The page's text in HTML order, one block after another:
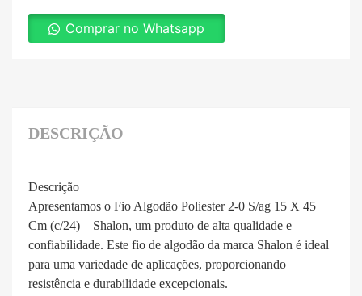
Comprar no Whatsapp
DESCRIÇÃO
Descrição
Apresentamos o Fio Algodão Poliester 2-0 S/ag 15 X 45
Cm (c/24) – Shalon, um produto de alta qualidade e
confiabilidade. Este fio de algodão da marca Shalon é ideal
para uma variedade de aplicações, proporcionando
resistência e durabilidade excepcionais.